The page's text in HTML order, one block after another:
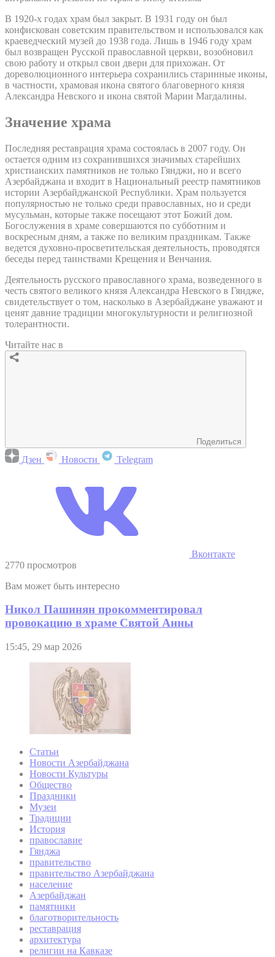
В 1920-х годах храм был закрыт. В 1931 году он был
конфискован советским правительством и использовался как
краеведческий музей до 1938 года. Лишь в 1946 году храм
был возвращен Русской православной церкви, возобновил
свою работу и открыл свои двери для прихожан. От
дореволюционного интерьера сохранились старинные иконы,
в частности, храмовая икона святого благоверного князя
Александра Невского и икона святой Марии Магдалины.
Значение храма
Последняя реставрация храма состоялась в 2007 году. Он
остается одним из сохранившихся значимых старейших
христианских памятников не только Гянджи, но и всего
Азербайджана и входит в Национальный реестр памятников
истории Азербайджанской Республики. Храм пользуется
популярностью не только среди православных, но и среди
мусульман, которые также посещают этот Божий дом.
Богослужения в храме совершаются по субботним и
воскресным дням, а также по великим праздникам. Также
ведется духовно-просветительская деятельность, проводятся
беседы перед таинствами Крещения и Венчания.
Деятельность русского православного храма, возведенного в
честь святого великого князя Александра Невского в Гяндже,
свидетельствует о том, насколько в Азербайджане уважают и
ценят давние традиции многокультурности и религиозной
толерантности.
Читайте нас в
Поделиться
Дзен Новости Telegram
Вконтакте
2770 просмотров
Вам может быть интересно
Никол Пашинян прокомментировал
провокацию в храме Святой Анны
15:45, 29 мар 2026
Статьи
Новости Азербайджана
Новости Культуры
Общество
Праздники
Музеи
Традиции
История
православие
Гянджа
правительство
правительство Азербайджана
население
Азербайджан
памятники
благотворительность
реставрация
архитектура
религии на Кавказе